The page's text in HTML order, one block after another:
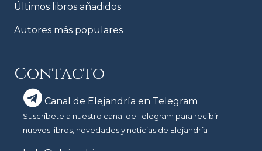
Últimos libros añadidos
Autores más populares
Contacto
Canal de Elejandría en Telegram
Suscríbete a nuestro canal de Telegram para recibir
nuevos libros, novedades y noticias de Elejandría